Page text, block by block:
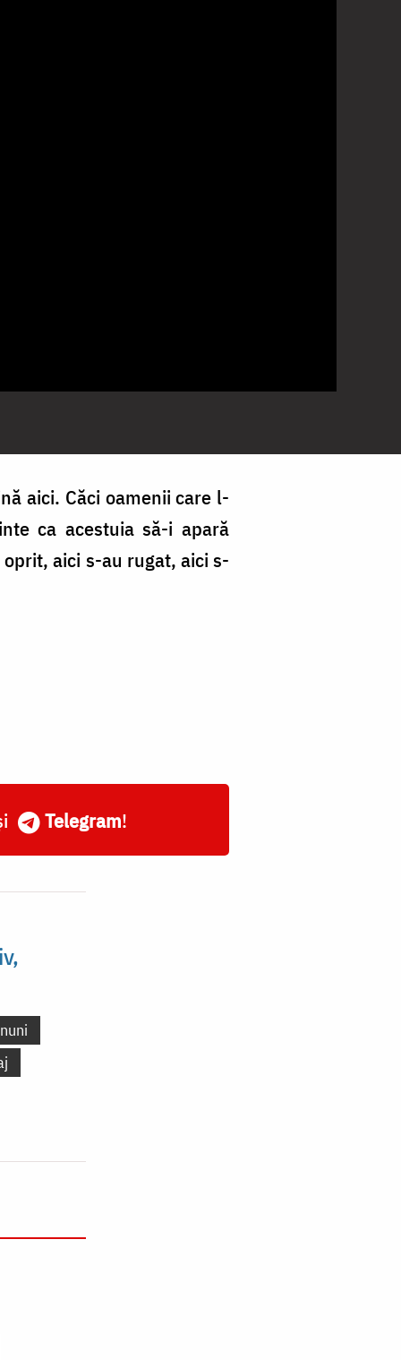
aici. Căci oamenii care l-
ca acestuia să-i apară
aici s-au rugat, aici s-
Telegram!